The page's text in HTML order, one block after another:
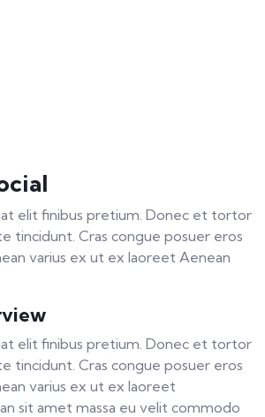
elit finibus pretium. Donec et tortor
tincidunt. Cras congue posuer eros
varius ex ut ex laoreet Aenean
elit finibus pretium. Donec et tortor
tincidunt. Cras congue posuer eros
varius ex ut ex laoreet
sit amet massa eu velit commodo